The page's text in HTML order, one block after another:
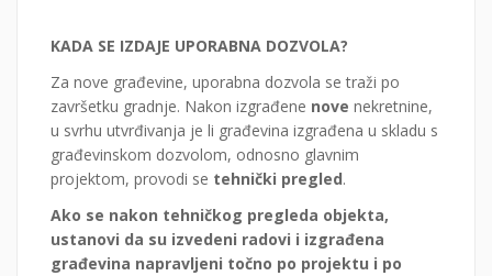
KADA SE IZDAJE UPORABNA DOZVOLA?
Za nove građevine, uporabna dozvola se traži po
završetku gradnje. Nakon izgrađene nove nekretnine,
u svrhu utvrđivanja je li građevina izgrađena u skladu s
građevinskom dozvolom, odnosno glavnim
projektom, provodi se tehnički pregled.
Ako se nakon tehničkog pregleda objekta,
ustanovi da su izvedeni radovi i izgrađena
građevina napravljeni točno po projektu i po